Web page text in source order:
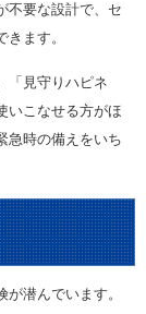
不要な設計で、セ
ます。
「見守りハピネ
いこなせる方がほ
急時の備えをいち
潜んでいます。